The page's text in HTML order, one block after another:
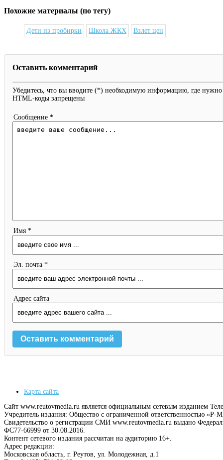
Похожие материалы (по тегу)
Дети из пробирки Школа ЖКХ Взлет цен
Оставить комментарий
Убедитесь, что вы вводите (*) необходимую информацию, где нужно
HTML-коды запрещены
Сообщение *
Имя *
Эл. почта *
Адрес сайта
Карта сайта
Сайт www.reutovmedia.ru является официальным сетевым изданием
Учредитель издания: Общество с ограниченной ответственностью
Свидетельство о регистрации СМИ www.reutovmedia.ru выдано
ФС77-66999 от 30.08.2016.
Контент сетевого издания рассчитан на аудиторию 16+.
Адрес редакции:
Московская область, г. Реутов, ул. Молодежная, д.1